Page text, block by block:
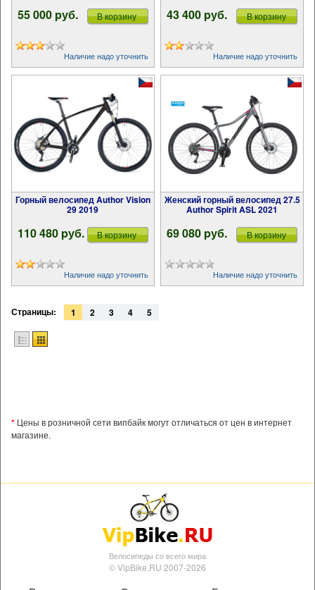
55 000 pуб. В корзину
Наличие надо уточнить
43 400 pуб. В корзину
Наличие надо уточнить
Горный велосипед Author Vision
29 2019
110 480 pуб. В корзину
Наличие надо уточнить
Женский горный велосипед 27.5
Author Spirit ASL 2021
69 080 pуб. В корзину
Наличие надо уточнить
Страницы: 1 2 3 4 5
* Цены в розничной сети випбайк могут отличаться от цен в интернет
магазине.
Велосипеды со всего мира
© VipBike.RU 2007-2026